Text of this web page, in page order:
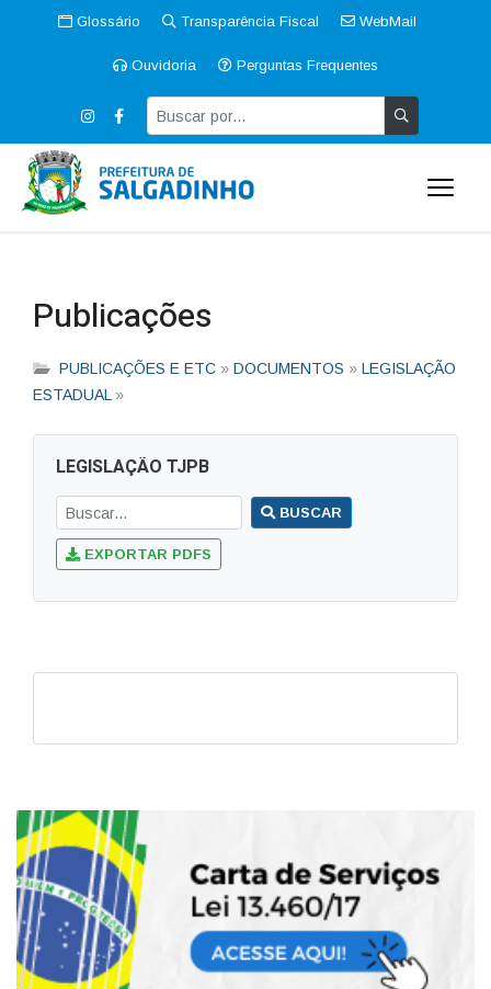
Glossário Transparência Fiscal WebMail
Ouvidoria Perguntas Frequentes
Publicações
PUBLICAÇÕES E ETC » DOCUMENTOS » LEGISLAÇÃO
ESTADUAL »
LEGISLAÇÃO TJPB
BUSCAR
EXPORTAR PDFS